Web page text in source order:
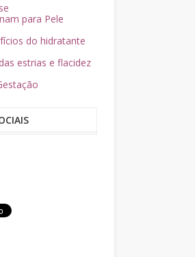
para Pele
do hidratante
estrias e flacidez